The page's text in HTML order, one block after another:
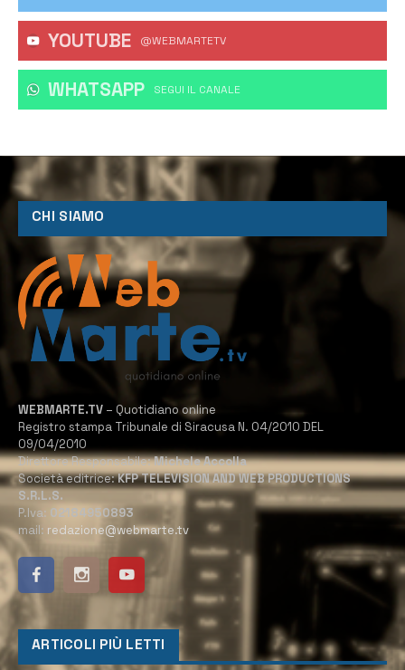
YOUTUBE @WEBMARTETV
WHATSAPP ‎SEGUI IL CANALE
CHI SIAMO
WEBMARTE.TV – Quotidiano online
Registro stampa Tribunale di Siracusa N. 04/2010 DEL
09/04/2010
Direttore Responsabile:Michele Accolla
Società editrice:KFP TELEVISION AND WEB PRODUCTIONS
S.R.L.S.
P.Iva: 02184950893
mail: redazione@webmarte.tv
ARTICOLI PIÙ LETTI